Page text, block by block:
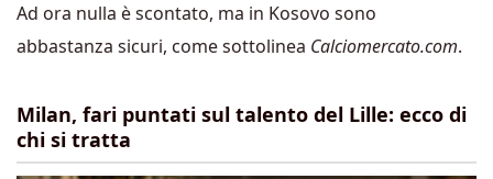
Ad ora nulla è scontato, ma in Kosovo sono
abbastanza sicuri, come sottolinea Calciomercato.com.
Milan, fari puntati sul talento del Lille: ecco di
chi si tratta